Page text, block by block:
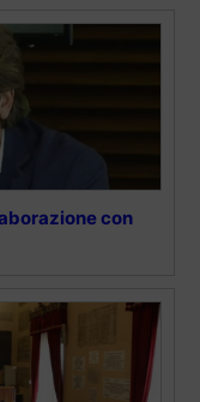
con